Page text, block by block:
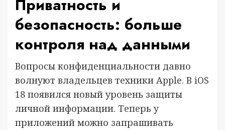
Приватность и
безопасность: больше
контроля над данными
Вопросы конфиденциальности давно
волнуют владельцев техники Apple. В iOS
18 появился новый уровень защиты
личной информации. Теперь у
приложений можно запрашивать